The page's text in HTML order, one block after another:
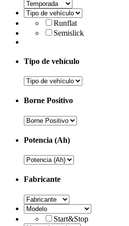
Runflat
Semislick
Tipo de vehículo
Borne Positivo
Potencia (Ah)
Fabricante
Start&Stop